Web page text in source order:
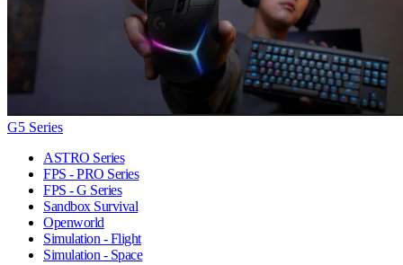
G5 Series
ASTRO Series
FPS - PRO Series
FPS - G Series
Sandbox Survival
Openworld
Simulation - Flight
Simulation - Space